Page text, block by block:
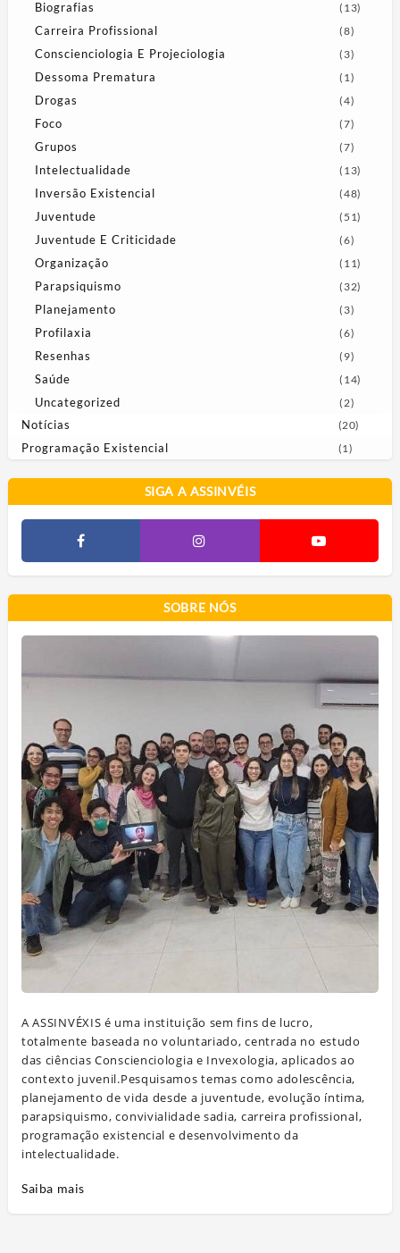
Biografias (13)
Carreira Profissional (8)
Conscienciologia E Projeciologia (3)
Dessoma Prematura (1)
Drogas (4)
Foco (7)
Grupos (7)
Intelectualidade (13)
Inversão Existencial (48)
Juventude (51)
Juventude E Criticidade (6)
Organização (11)
Parapsiquismo (32)
Planejamento (3)
Profilaxia (6)
Resenhas (9)
Saúde (14)
Uncategorized (2)
Notícias (20)
Programação Existencial (1)
SIGA A ASSINVÉIS
SOBRE NÓS
A ASSINVÉXIS é uma instituição sem fins de lucro,
totalmente baseada no voluntariado, centrada no estudo
das ciências Conscienciologia e Invexologia, aplicados ao
contexto juvenil.Pesquisamos temas como adolescência,
planejamento de vida desde a juventude, evolução íntima,
parapsiquismo, convivialidade sadia, carreira profissional,
programação existencial e desenvolvimento da
intelectualidade.
Saiba mais